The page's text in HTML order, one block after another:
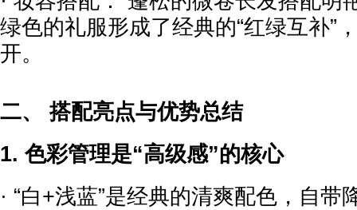
绿色的礼服形成了经典的“红绿互补”
开。
二、 搭配亮点与优势总结
1. 色彩管理是“高级感”的核心
· “白+浅蓝”是经典的清爽配色，自带